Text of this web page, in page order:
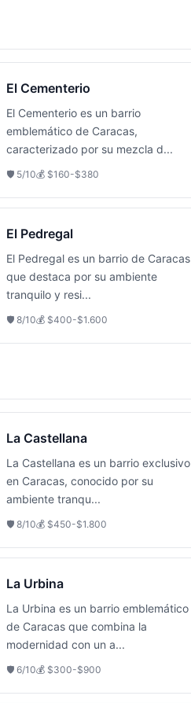
El Cementerio
El Cementerio es un barrio
emblemático de Caracas,
caracterizado por su mezcla d...
🛡️ 5/10💰 $160-$380
El Pedregal
El Pedregal es un barrio de Caracas
que destaca por su ambiente
tranquilo y resi...
🛡️ 8/10💰 $400-$1.600
La Castellana
La Castellana es un barrio exclusivo
en Caracas, conocido por su
ambiente tranqu...
🛡️ 8/10💰 $450-$1.800
La Urbina
La Urbina es un barrio emblemático
de Caracas que combina la
modernidad con un a...
🛡️ 6/10💰 $300-$900